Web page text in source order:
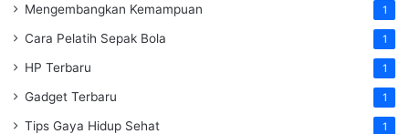
Mengembangkan Kemampuan 1
Cara Pelatih Sepak Bola 1
HP Terbaru 1
Gadget Terbaru 1
Tips Gaya Hidup Sehat 1